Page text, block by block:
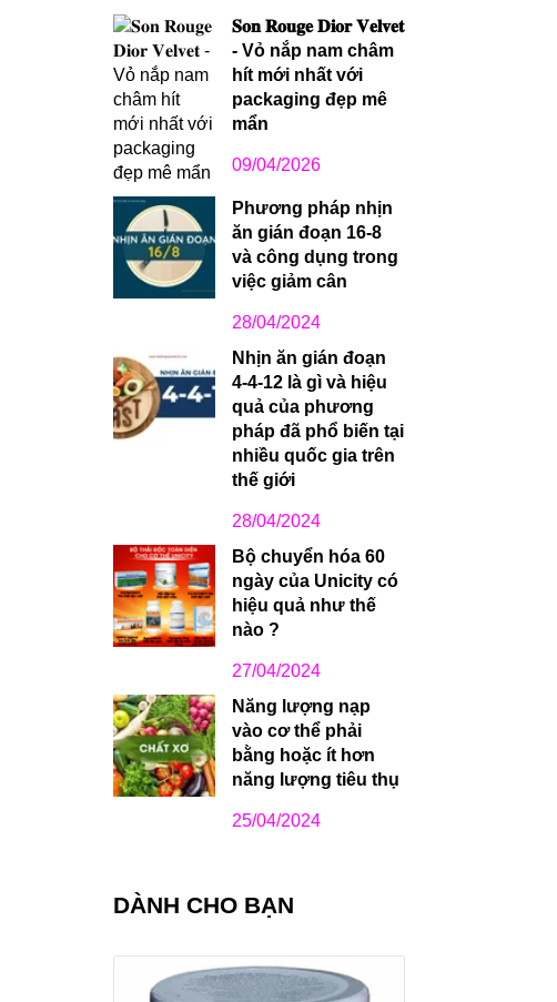
𝐒𝐨𝐧 𝐑𝐨𝐮𝐠𝐞 𝐃𝐢𝐨𝐫 𝐕𝐞𝐥𝐯𝐞𝐭
- Vỏ nắp nam châm
hít mới nhất với
packaging đẹp mê
mẩn
09/04/2026
Phương pháp nhịn
ăn gián đoạn 16-8
và công dụng trong
việc giảm cân
28/04/2024
Nhịn ăn gián đoạn
4-4-12 là gì và hiệu
quả của phương
pháp đã phổ biến tại
nhiều quốc gia trên
thế giới
28/04/2024
Bộ chuyển hóa 60
ngày của Unicity có
hiệu quả như thế
nào ?
27/04/2024
Năng lượng nạp
vào cơ thể phải
bằng hoặc ít hơn
năng lượng tiêu thụ
25/04/2024
DÀNH CHO BẠN